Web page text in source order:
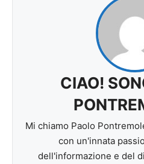
CIAO!
Mi chiamo Paolo
con un'innata
dell'informazione e del